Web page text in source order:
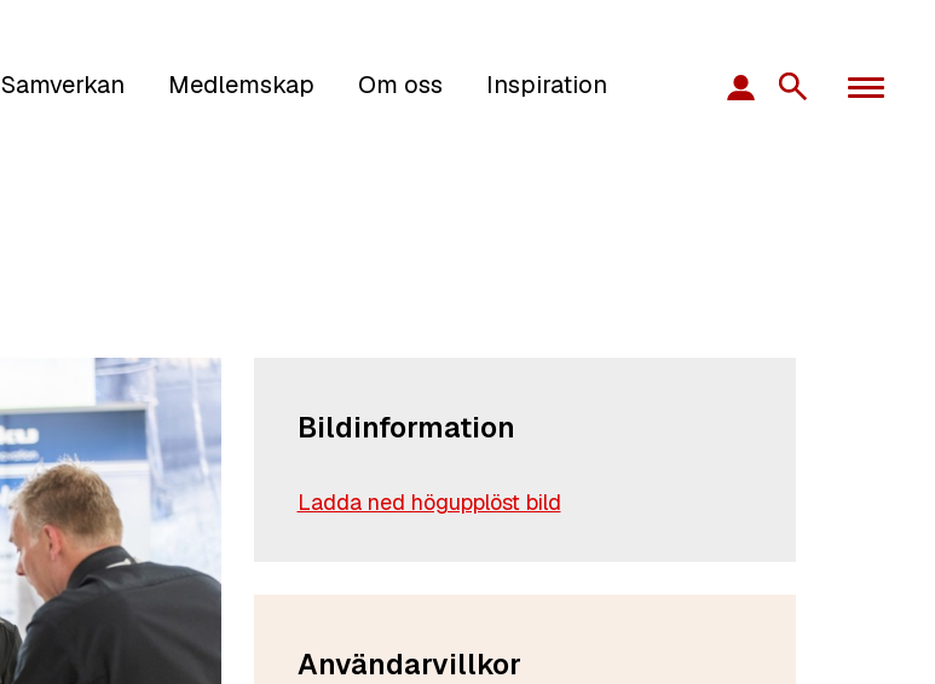
Samverkan Medlemskap Om oss Inspiration
Bildinformation
Ladda ned högupplöst bild
Användarvillkor